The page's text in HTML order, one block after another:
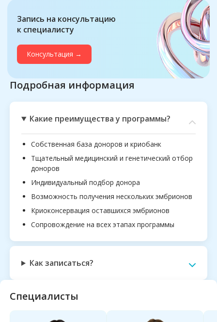
Запись на консультацию
к специалисту
Консультация →
Подробная информация
Какие преимущества у программы?
Собственная база доноров и криобанк
Тщательный медицинский и генетический отбор
доноров
Индивидуальный подбор донора
Возможность получения нескольких эмбрионов
Криоконсервация оставшихся эмбрионов
Сопровождение на всех этапах программы
Как записаться?
Специалисты